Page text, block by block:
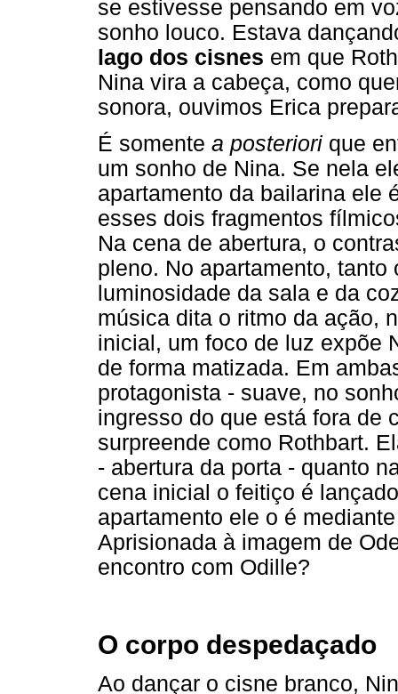
se estivesse pensando em
sonho louco. Estava
lago dos cisnes em que
Nina vira a cabeça, como
sonora, ouvimos Erica
É somente a posteriori que
um sonho de Nina. Se nela
apartamento da bailarina ele
esses dois fragmentos
Na cena de abertura, o
pleno. No apartamento,
luminosidade da sala e da
música dita o ritmo da ação,
inicial, um foco de luz expõe
de forma matizada. Em
protagonista - suave, no
ingresso do que está fora de
surpreende como Rothbart.
- abertura da porta - quanto
cena inicial o feitiço é
apartamento ele o é
Aprisionada à imagem de
encontro com Odille?
O corpo despedaçado
Ao dançar o cisne branco,